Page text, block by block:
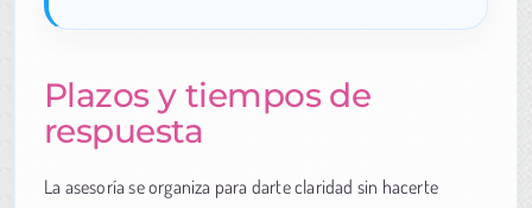
Plazos y tiempos de
respuesta
La asesoría se organiza para darte claridad sin hacerte